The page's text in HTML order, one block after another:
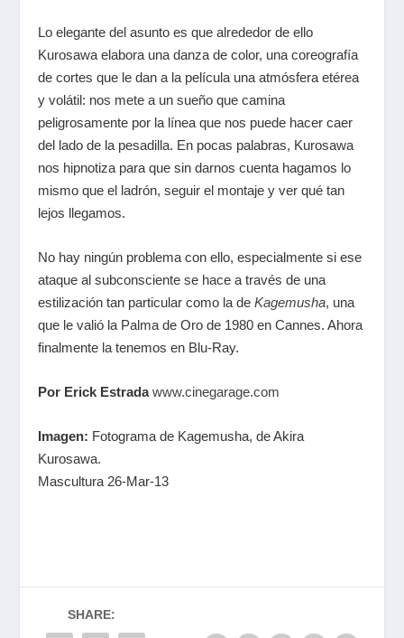
Lo elegante del asunto es que alrededor de ello
Kurosawa elabora una danza de color, una coreografía
de cortes que le dan a la película una atmósfera etérea
y volátil: nos mete a un sueño que camina
peligrosamente por la línea que nos puede hacer caer
del lado de la pesadilla. En pocas palabras, Kurosawa
nos hipnotiza para que sin darnos cuenta hagamos lo
mismo que el ladrón, seguir el montaje y ver qué tan
lejos llegamos.
No hay ningún problema con ello, especialmente si ese
ataque al subconsciente se hace a través de una
estilización tan particular como la deKagemusha, una
que le valió la Palma de Oro de 1980 en Cannes. Ahora
finalmente la tenemos en Blu-Ray.
Por Erick Estrada www.cinegarage.com
Imagen: Fotograma de Kagemusha, de Akira
Kurosawa.
Mascultura 26-Mar-13
SHARE: